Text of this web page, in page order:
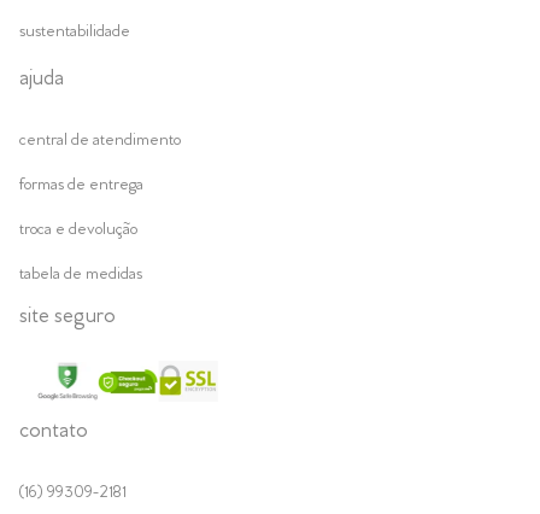
sustentabilidade
ajuda
central de atendimento
formas de entrega
troca e devolução
tabela de medidas
site seguro
contato
(16) 99309-2181